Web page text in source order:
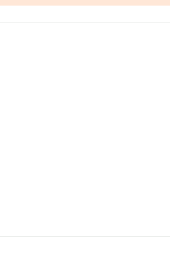
de Jaén, en la base de datos